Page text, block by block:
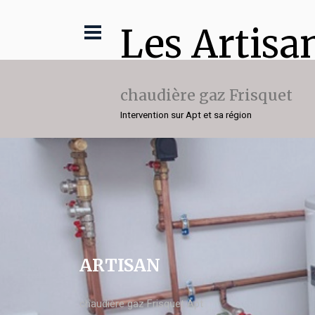
Les
chaudière gaz Frisquet
Intervention sur Apt et sa région
ARTISAN
chaudière gaz Frisquet Apt